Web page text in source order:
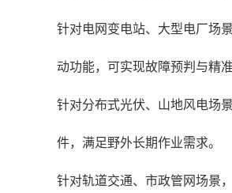
针对电网变电站、大型电厂场
动功能，可实现故障预判与精
针对分布式光伏、山地风电场
件，满足野外长期作业需求。
针对轨道交通、市政管网场景